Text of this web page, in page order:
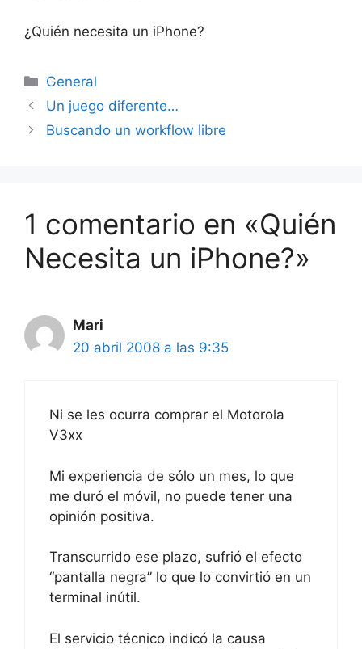
¿Quién necesita un iPhone?
Categorías
General
Un juego diferente…
Buscando un workflow libre
1 comentario en «Quién
Necesita un iPhone?»
Mari
20 abril 2008 a las 9:35
Ni se les ocurra comprar el Motorola
V3xx
Mi experiencia de sólo un mes, lo que
me duró el móvil, no puede tener una
opinión positiva.
Transcurrido ese plazo, sufrió el efecto
“pantalla negra” lo que lo convirtió en un
terminal inútil.
El servicio técnico indicó la causa